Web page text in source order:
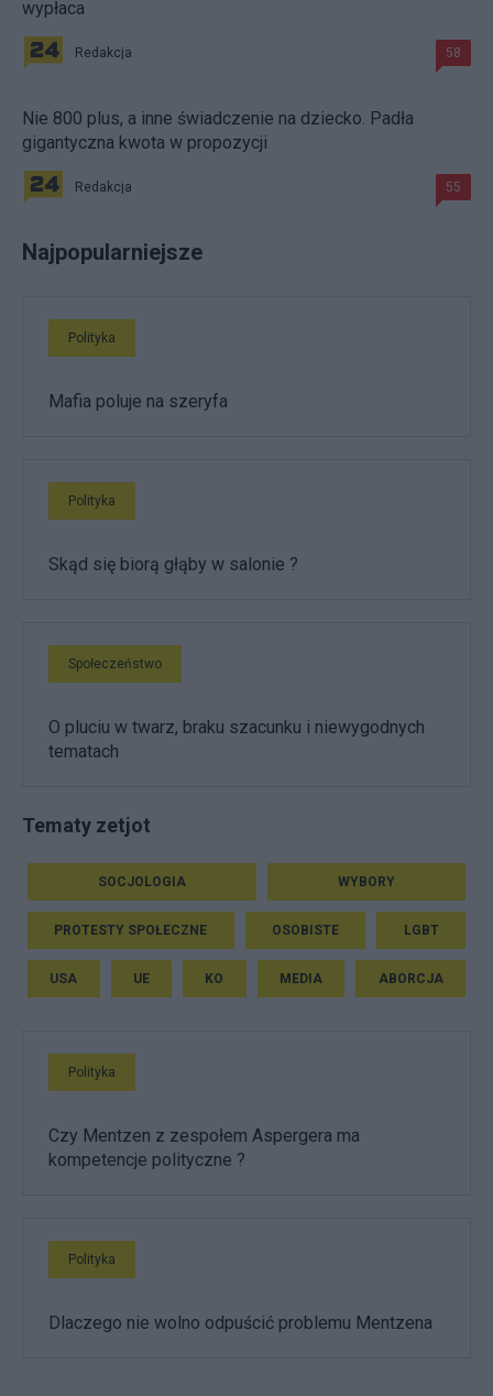
wypłaca
Redakcja 58
Nie 800 plus, a inne świadczenie na dziecko. Padła
gigantyczna kwota w propozycji
Redakcja 55
Najpopularniejsze
Polityka
Mafia poluje na szeryfa
Polityka
Skąd się biorą głąby w salonie ?
Społeczeństwo
O pluciu w twarz, braku szacunku i niewygodnych
tematach
Tematy zetjot
SOCJOLOGIA WYBORY
PROTESTY SPOŁECZNE OSOBISTE LGBT
USA UE KO MEDIA ABORCJA
Polityka
Czy Mentzen z zespołem Aspergera ma
kompetencje polityczne ?
Polityka
Dlaczego nie wolno odpuścić problemu Mentzena